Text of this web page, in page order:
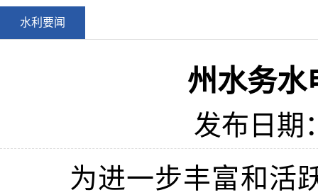
水利要闻
州水务水
发布日期
为进一步丰富和活跃